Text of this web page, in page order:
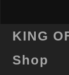
KING
Shop